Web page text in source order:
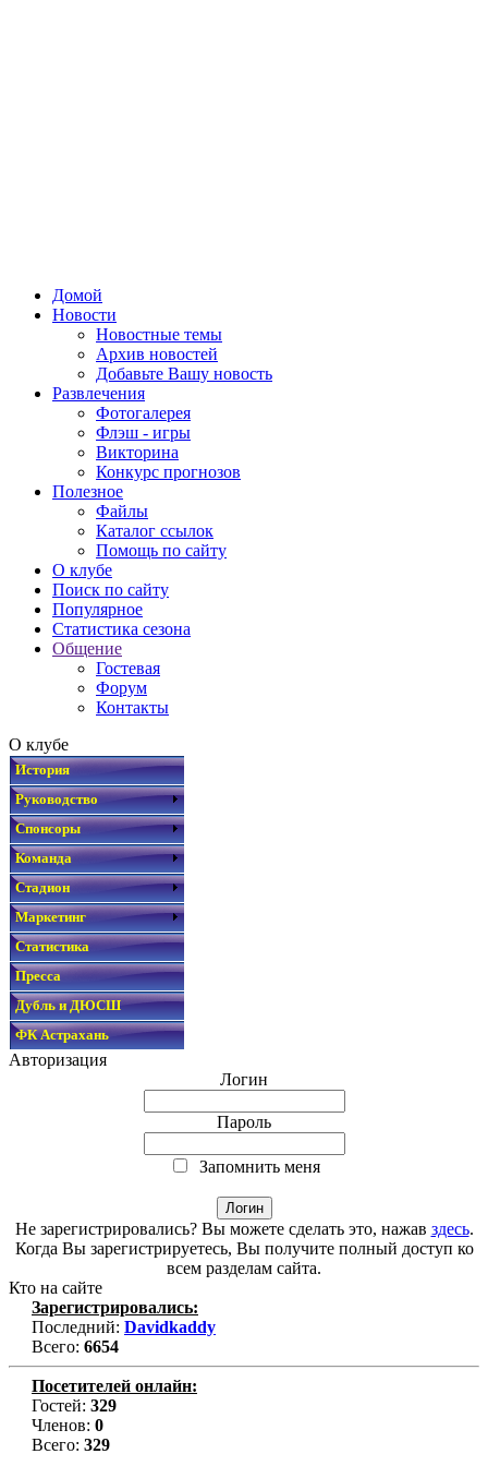
Домой
Новости
Новостные темы
Архив новостей
Добавьте Вашу новость
Развлечения
Фотогалерея
Флэш - игры
Викторина
Конкурс прогнозов
Полезное
Файлы
Каталог ссылок
Помощь по сайту
О клубе
Поиск по сайту
Популярное
Статистика сезона
Общение
Гостевая
Форум
Контакты
О клубе
История
Руководство
Спонсоры
Команда
Стадион
Маркетинг
Статистика
Пресса
Дубль и ДЮСШ
ФК Астрахань
Авторизация
Логин
Пароль
Запомнить меня
Не зарегистрировались? Вы можете сделать это, нажав здесь.
Когда Вы зарегистрируетесь, Вы получите полный доступ ко
всем разделам сайта.
Кто на сайте
Зарегистрировались:
Последний: Davidkaddy
Всего: 6654
Посетителей онлайн:
Гостей: 329
Членов: 0
Всего: 329